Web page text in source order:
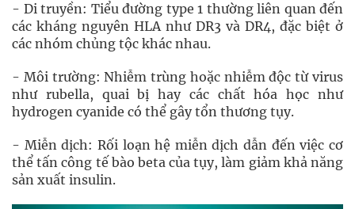
- Di truyền: Tiểu đường type 1 thường liên quan đến
các kháng nguyên HLA như DR3 và DR4, đặc biệt ở
các nhóm chủng tộc khác nhau.
- Môi trường: Nhiễm trùng hoặc nhiễm độc từ virus
như rubella, quai bị hay các chất hóa học như
hydrogen cyanide có thể gây tổn thương tụy.
- Miễn dịch: Rối loạn hệ miễn dịch dẫn đến việc cơ
thể tấn công tế bào beta của tụy, làm giảm khả năng
sản xuất insulin.